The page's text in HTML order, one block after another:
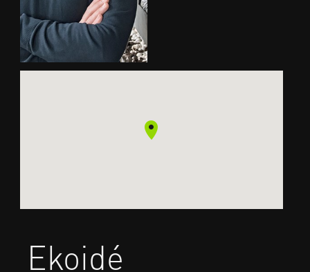
Ekoidé